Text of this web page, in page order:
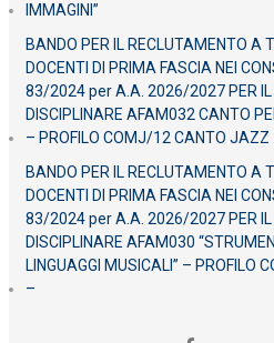
IMMAGINI”
BANDO PER IL RECLUTAMENTO A
DOCENTI DI PRIMA FASCIA NEI
83/2024 per A.A. 2026/2027 PER IL
DISCIPLINARE AFAM032 CANTO
– PROFILO COMJ/12 CANTO JAZZ
BANDO PER IL RECLUTAMENTO A
DOCENTI DI PRIMA FASCIA NEI
83/2024 per A.A. 2026/2027 PER IL
DISCIPLINARE AFAM030
LINGUAGGI MUSICALI” – PROFILO
–